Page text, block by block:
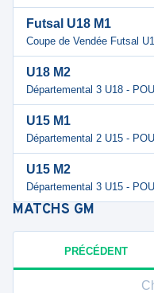
Futsal U18 M1
Coupe de Vendée Futsal
U18 M2
Départemental 3 U18 -
U15 M1
Départemental 2 U15 -
U15 M2
Départemental 3 U15 -
MATCHS GM
PRÉCÉDENT